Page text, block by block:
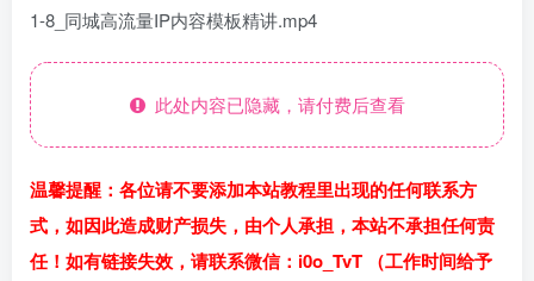
1-8_同城高流量IP内容模板精讲.mp4
此处内容已隐藏，请付费后查看
温馨提醒：各位请不要添加本站教程里出现的任何联系方
式，如因此造成财产损失，由个人承担，本站不承担任何责
任！如有链接失效，请联系微信：i0o_TvT （工作时间给予